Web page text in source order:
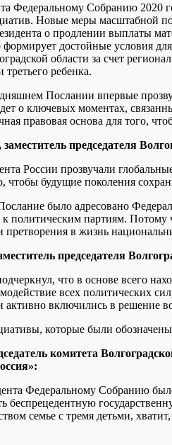
Федеральному Собранию 2020
Новые меры масштабной
о продлении выплаты
формирует достойные условия
области за счет
ребенка.
Послании впервые
о ключевых моментах,
правовая основа для того,
заместитель председателя
России прозвучали
чтобы будущие поколения
было адресовано
политическим партиям. Потому
в жизнь
председателя
что в основе всего
всех политических
активно включились в решение
которые были
комитета
Федеральному Собранию
беспрецедентную
семье с тремя детьми,